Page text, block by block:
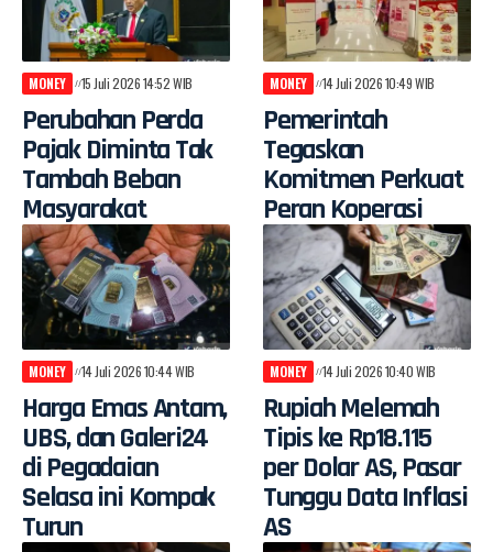
MONEY 15 Juli 2026 14:52 WIB
Perubahan Perda
Pajak Diminta Tak
Tambah Beban
Masyarakat
MONEY 14 Juli 2026 10:49 WIB
Pemerintah
Tegaskan
Komitmen Perkuat
Peran Koperasi
MONEY 14 Juli 2026 10:44 WIB
Harga Emas Antam,
UBS, dan Galeri24
di Pegadaian
Selasa ini Kompak
Turun
MONEY 14 Juli 2026 10:40 WIB
Rupiah Melemah
Tipis ke Rp18.115
per Dolar AS, Pasar
Tunggu Data Inflasi
AS